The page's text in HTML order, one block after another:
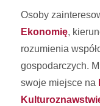
Osoby
Ekonomię,
rozumienia
gospodarczych.
swoje miejsce na